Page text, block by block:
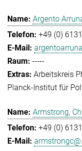
Argento
+49 (0)
-----
Arbeitskreis
Planck-Institut für
Armstrong,
+49 (0)